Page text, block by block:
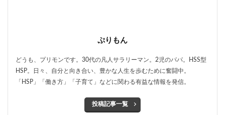
ぷりもん
どうも、プリモンです。30代の凡人サラリーマン。2児のパパ。HSS型
HSP。日々、自分と向き合い、豊かな人生を歩むために奮闘中。
「HSP」「働き方」「子育て」などに関わる有益な情報を発信。
投稿記事一覧